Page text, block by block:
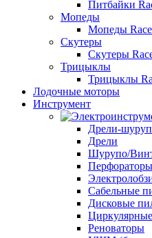
Питбайки
Мопеды
Мопеды
Скутеры
Скутеры
Трицыклы
Трицыклы
Лодочные моторы
Инструмент
Дрели-
Дрели
Шурупо/
Перфораторы
Сабельные
Дисковые
Реноваторы